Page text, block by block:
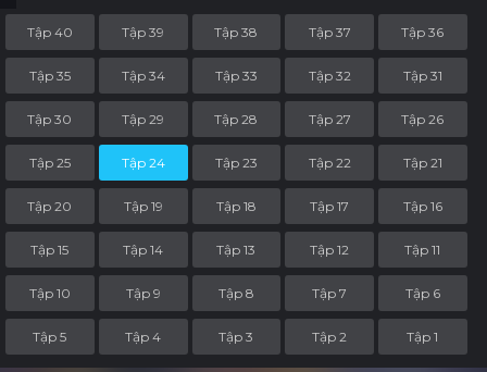
Tập 40 Tập 39 Tập 38 Tập 37 Tập 36
Tập 35 Tập 34 Tập 33 Tập 32 Tập 31
Tập 30 Tập 29 Tập 28 Tập 27 Tập 26
Tập 25 Tập 24 Tập 23 Tập 22 Tập 21
Tập 20 Tập 19 Tập 18 Tập 17 Tập 16
Tập 15 Tập 14 Tập 13 Tập 12 Tập 11
Tập 10 Tập 9 Tập 8 Tập 7 Tập 6
Tập 5 Tập 4 Tập 3 Tập 2 Tập 1